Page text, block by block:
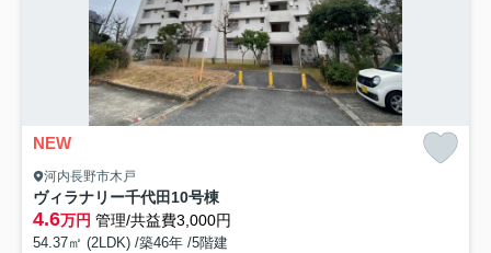
NEW
河内長野市木戸
ヴィラナリー千代田10号棟
4.6万円 管理/共益費3,000円
54.37㎡ (2LDK) /築46年 /5階建